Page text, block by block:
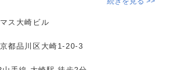
。
力
・眼科・皮膚科ほか幅広い科目で募集。
ス大崎ビル
都品川区大崎1-20-3